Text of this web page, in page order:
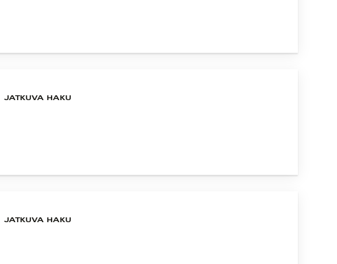
JATKUVA HAKU
JATKUVA HAKU